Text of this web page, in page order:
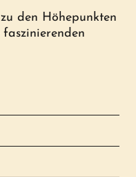
den Höhepunkten